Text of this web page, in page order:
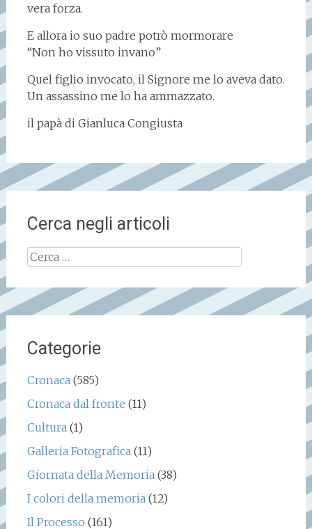
vera forza.
E allora io suo padre potrò mormorare
“Non ho vissuto invano”
Quel figlio invocato, il Signore me lo aveva dato.
Un assassino me lo ha ammazzato.
il papà di Gianluca Congiusta
Cerca negli articoli
Ricerca
Categorie
Cronaca(585)
Cronaca dal fronte (11)
Cultura(1)
Galleria Fotografica(11)
Giornata della Memoria(38)
I colori della memoria(12)
Il Processo (161)